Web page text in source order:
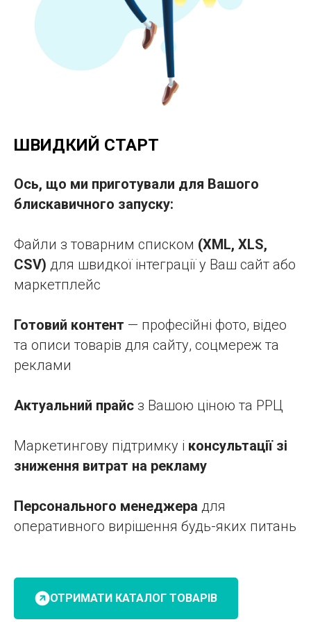
ШВИДКИЙ СТАРТ
Ось, що ми приготували для Вашого
блискавичного запуску:
Файли з товарним списком (XML, XLS,
CSV) для швидкої інтеграції у Ваш сайт або
маркетплейс
Готовий контент — професійні фото, відео
та описи товарів для сайту, соцмереж та
реклами
Актуальний прайс з Вашою ціною та РРЦ
Маркетингову підтримку і консультації зі
зниження витрат на рекламу
Персонального менеджера для
оперативного вирішення будь-яких питань
ОТРИМАТИ КАТАЛОГ ТОВАРІВ